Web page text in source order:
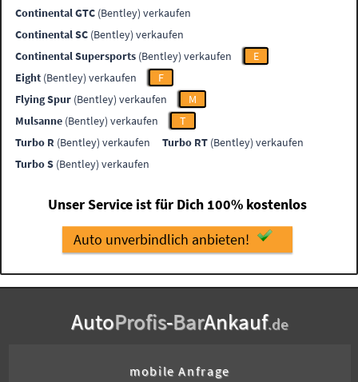
Continental GTC (Bentley) verkaufen
Continental SC (Bentley) verkaufen
Continental Supersports (Bentley) verkaufen
E
Eight (Bentley) verkaufen
F
Flying Spur (Bentley) verkaufen
M
Mulsanne (Bentley) verkaufen
T
Turbo R (Bentley) verkaufen Turbo RT (Bentley) verkaufen
Turbo S (Bentley) verkaufen
Unser Service ist für Dich 100% kostenlos
Auto unverbindlich anbieten!
AutoProfis-BarAnkauf.de
mobile Anfrage